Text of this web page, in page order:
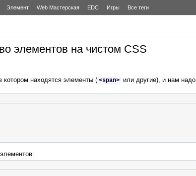
Элемент Web Мастерская EDC Игры Все теги
элементов на чистом CSS
котором находятся элементы ( <span> или другие), и нам надо